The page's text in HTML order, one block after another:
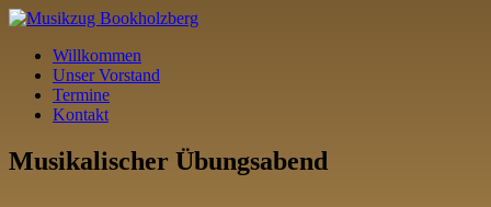
Willkommen
Unser Vorstand
Termine
Kontakt
Musikalischer Übungsabend